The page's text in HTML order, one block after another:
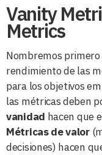
Vanity
Metrics
Nombremos
rendimiento de las
para los objetivos
las métricas deben
vanidad hacen que
Métricas de valor
decisiones) hacen